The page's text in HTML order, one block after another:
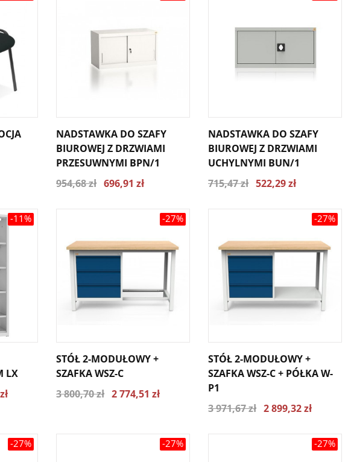
NADSTAWKA DO SZAFY
BIUROWEJ Z DRZWIAMI
PRZESUWNYMI BPN/1
954,68 zł 696,91 zł
NADSTAWKA DO SZAFY
BIUROWEJ Z DRZWIAMI
UCHYLNYMI BUN/1
715,47 zł 522,29 zł
-11%
LX
-27%
STÓŁ 2-MODUŁOWY +
SZAFKA WSZ-C
3 800,70 zł 2 774,51 zł
-27%
STÓŁ 2-MODUŁOWY +
SZAFKA WSZ-C + PÓŁKA W-
P1
3 971,67 zł 2 899,32 zł
-27% -27% -27%